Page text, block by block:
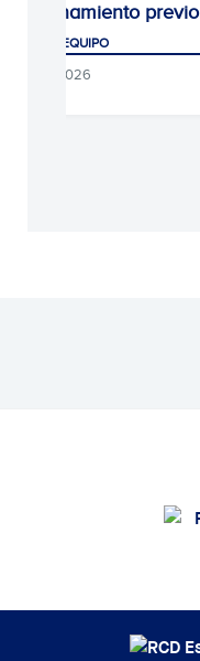
Entrenamiento previo
PRIMER EQUIPO
07/08/2026